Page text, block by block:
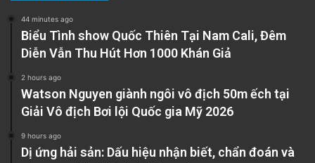
44 minutes ago
Biểu Tình show Quốc Thiên Tại Nam Cali, Đêm
Diễn Vẫn Thu Hút Hơn 1000 Khán Giả
2 hours ago
Watson Nguyen giành ngôi vô địch 50m ếch tại
Giải Vô địch Bơi lội Quốc gia Mỹ 2026
9 hours ago
Dị ứng hải sản: Dấu hiệu nhận biết, chẩn đoán và